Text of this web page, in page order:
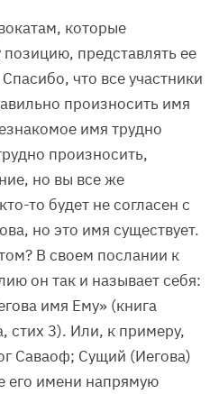
которые
представлять ее
что все участники
произносить имя
имя трудно
произносить,
но вы все же
то будет не согласен с
но это имя существует.
В своем послании к
он так и называет себя:
имя Ему» (книга
стих 3). Или, к примеру,
Саваоф; Сущий (Иегова)
его имени напрямую